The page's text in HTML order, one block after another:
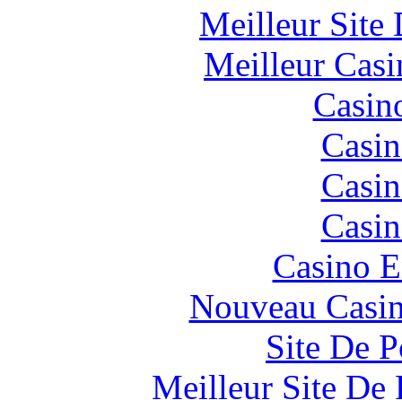
Meilleur Site
Meilleur
Casino
Nouveau
Site De
Meilleur Site De